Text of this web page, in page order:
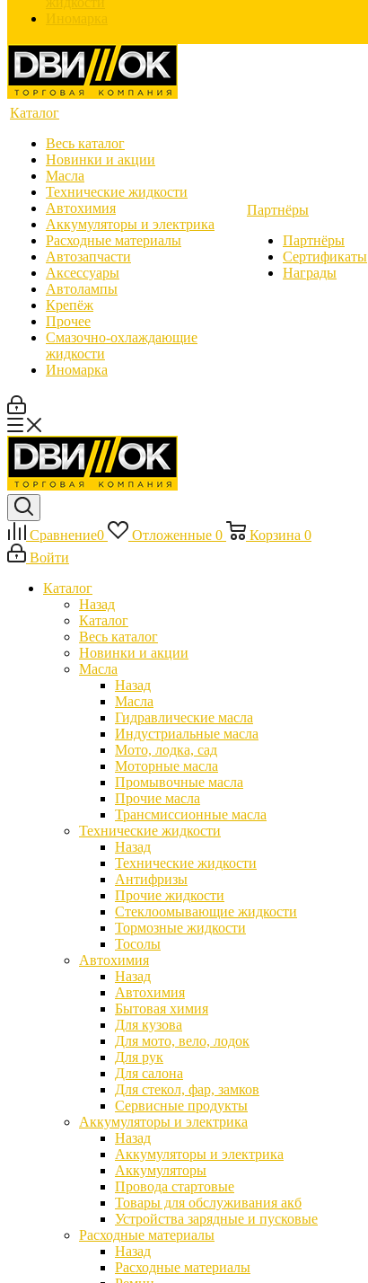
Иномарка
Каталог
Весь каталог
Новинки и акции
Масла
Технические жидкости
Автохимия
Аккумуляторы и электрика
Расходные материалы
Автозапчасти
Аксессуары
Автолампы
Крепёж
Прочее
Смазочно-охлаждающие
жидкости
Иномарка
Партнёры
Партнёры
Сертификаты
Награды
Сравнение0 Отложенные 0 Корзина 0
Войти
Каталог
Назад
Каталог
Весь каталог
Новинки и акции
Масла
Назад
Масла
Гидравлические масла
Индустриальные масла
Мото, лодка, сад
Моторные масла
Промывочные масла
Прочие масла
Трансмиссионные масла
Технические жидкости
Назад
Технические жидкости
Антифризы
Прочие жидкости
Стеклоомывающие жидкости
Тормозные жидкости
Тосолы
Автохимия
Назад
Автохимия
Бытовая химия
Для кузова
Для мото, вело, лодок
Для рук
Для салона
Для стекол, фар, замков
Сервисные продукты
Аккумуляторы и электрика
Назад
Аккумуляторы и электрика
Аккумуляторы
Провода стартовые
Товары для обслуживания акб
Устройства зарядные и пусковые
Расходные материалы
Назад
Расходные материалы